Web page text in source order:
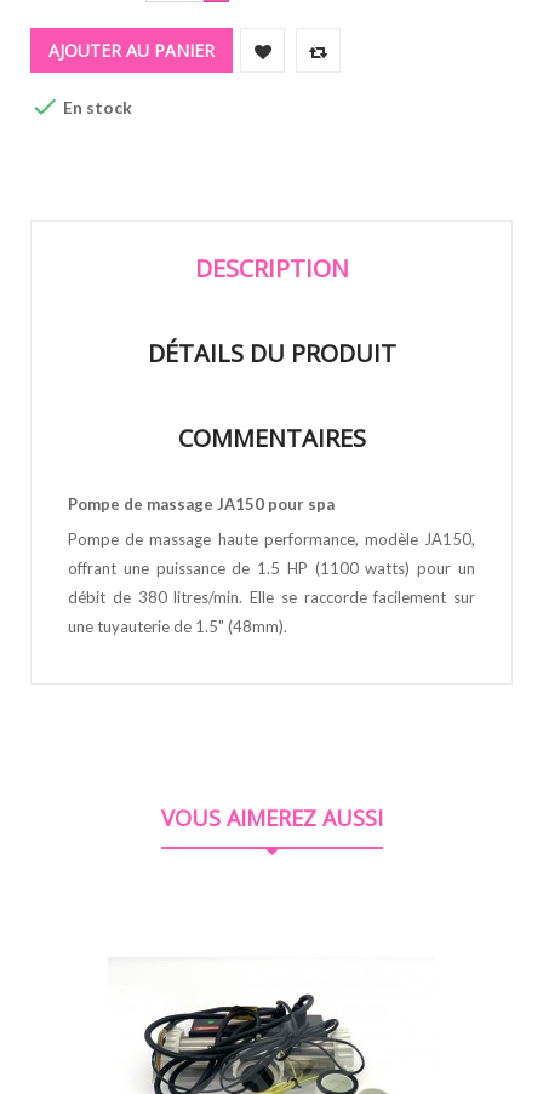
AJOUTER AU PANIER
 En stock
DESCRIPTION
DÉTAILS DU PRODUIT
COMMENTAIRES
Pompe de massage JA150 pour spa
Pompe de massage haute performance, modèle JA150,
offrant une puissance de 1.5 HP (1100 watts) pour un
débit de 380 litres/min. Elle se raccorde facilement sur
une tuyauterie de 1.5" (48mm).
VOUS AIMEREZ AUSSI